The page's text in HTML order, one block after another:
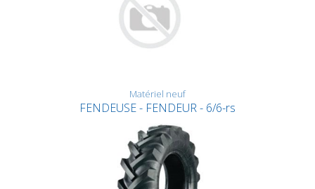
Matériel neuf
FENDEUSE - FENDEUR - 6/6-rs